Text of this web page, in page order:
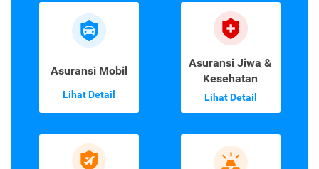
Asuransi Mobil
Lihat Detail
Asuransi Jiwa &
Kesehatan
Lihat Detail